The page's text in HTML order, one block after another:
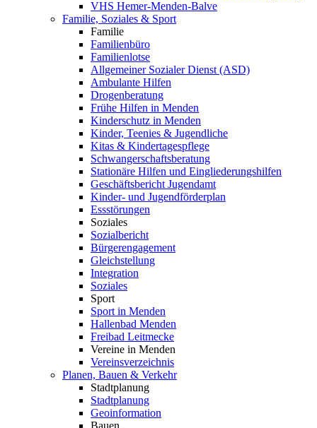
VHS Hemer-Menden-Balve
Familie, Soziales & Sport
Familie
Familienbüro
Familienlotse
Allgemeiner Sozialer Dienst (ASD)
Ambulante Hilfen
Drogenberatung
Frühe Hilfen in Menden
Kinderschutz in Menden
Kinder, Teenies & Jugendliche
Kitas & Kindertagespflege
Schwangerschaftsberatung
Stationäre Hilfen und Eingliederungshilfen
Geschäftsbericht Jugendamt
Kinder- und Jugendförderplan
Essstörungen
Soziales
Sozialbericht
Bürgerengagement
Gleichstellung
Integration
Soziales
Sport
Sport in Menden
Hallenbad Menden
Freibad Leitmecke
Vereine in Menden
Vereinsverzeichnis
Planen, Bauen & Verkehr
Stadtplanung
Stadtplanung
Geoinformation
Bauen